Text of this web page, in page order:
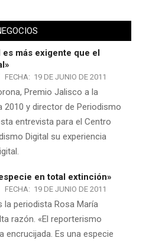
más exigente que el
FECHA: 19 DE JUNIO DE 2011
Premio Jalisco a la
2010 y director de Periodismo
entrevista para el Centro
Digital su experiencia
en total extinción»
FECHA: 19 DE JUNIO DE 2011
la periodista Rosa María
razón. «El reporterismo
encrucijada. Es una especie